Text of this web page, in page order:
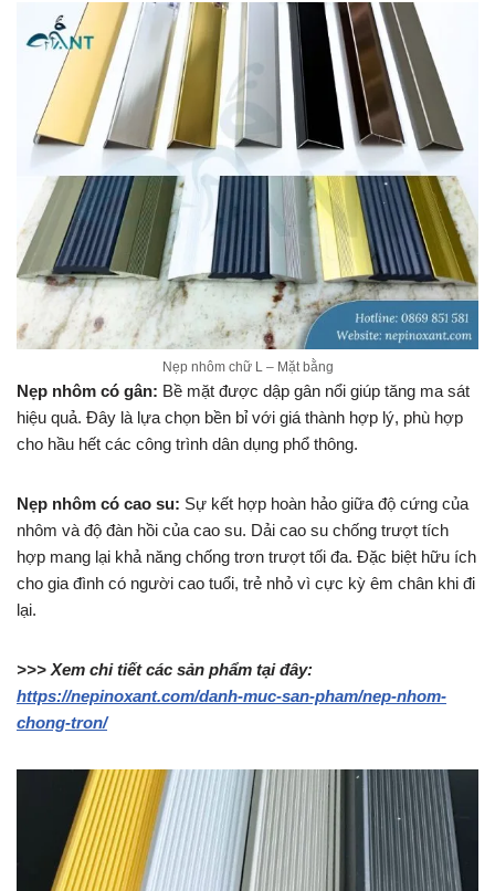
Nẹp nhôm chữ L – Mặt bằng
Nẹp nhôm có gân: Bề mặt được dập gân nổi giúp tăng ma sát
hiệu quả. Đây là lựa chọn bền bỉ với giá thành hợp lý, phù hợp
cho hầu hết các công trình dân dụng phổ thông.
Nẹp nhôm có cao su: Sự kết hợp hoàn hảo giữa độ cứng của
nhôm và độ đàn hồi của cao su. Dải cao su chống trượt tích
hợp mang lại khả năng chống trơn trượt tối đa. Đặc biệt hữu ích
cho gia đình có người cao tuổi, trẻ nhỏ vì cực kỳ êm chân khi đi
lại.
>>> Xem chi tiết các sản phẩm tại đây:
https://nepinoxant.com/danh-muc-san-pham/nep-nhom-
chong-tron/